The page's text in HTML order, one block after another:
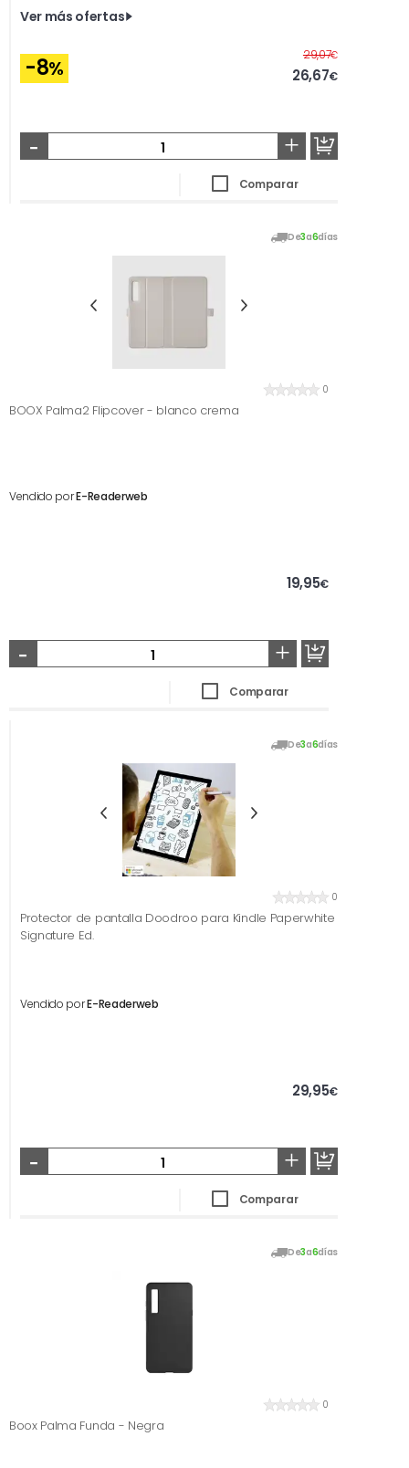
Ver más ofertas
-8%
29,07€Antes
26,67€
- +
Comparar
De3a6días
0
BOOX Palma2 Flipcover - blanco crema
Vendido porE-Readerweb
19,95€
- +
Comparar
De3a6días
0
Protector de pantalla Doodroo para Kindle Paperwhite
Signature Ed.
Vendido porE-Readerweb
29,95€
- +
Comparar
De3a6días
0
Boox Palma Funda - Negra